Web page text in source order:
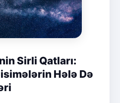
Sirli Qatları:
Hələ Də